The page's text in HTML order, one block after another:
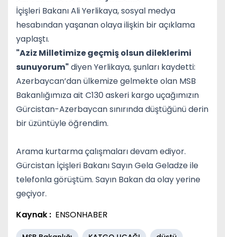
İçişleri Bakanı Ali Yerlikaya, sosyal medya
hesabından yaşanan olaya ilişkin bir açıklama
yaplaştı.
"Aziz Milletimize geçmiş olsun dileklerimi
sunuyorum" diyen Yerlikaya, şunları kaydetti:
Azerbaycan’dan ülkemize gelmekte olan MSB
Bakanlığımıza ait C130 askeri kargo uçağımızın
Gürcistan-Azerbaycan sınırında düştüğünü derin
bir üzüntüyle öğrendim.
Arama kurtarma çalışmaları devam ediyor.
Gürcistan İçişleri Bakanı Sayın Gela Geladze ile
telefonla görüştüm. Sayın Bakan da olay yerine
geçiyor.
Kaynak : ENSONHABER